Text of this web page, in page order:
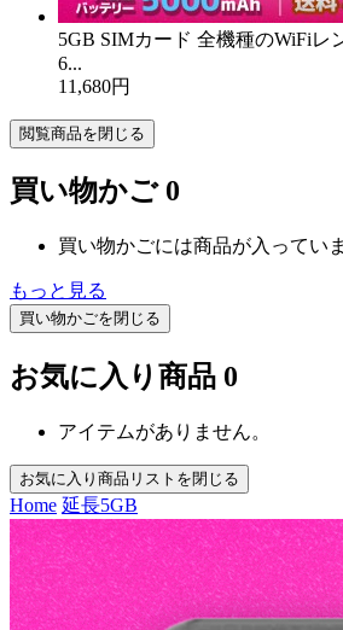
5GB SIMカード 全機種のWiFiレ
6...
11,680円
閲覧商品を閉じる
買い物かご 0
買い物かごには商品が入ってい
もっと見る
買い物かごを閉じる
お気に入り商品 0
アイテムがありません。
お気に入り商品リストを閉じる
Home 延長5GB